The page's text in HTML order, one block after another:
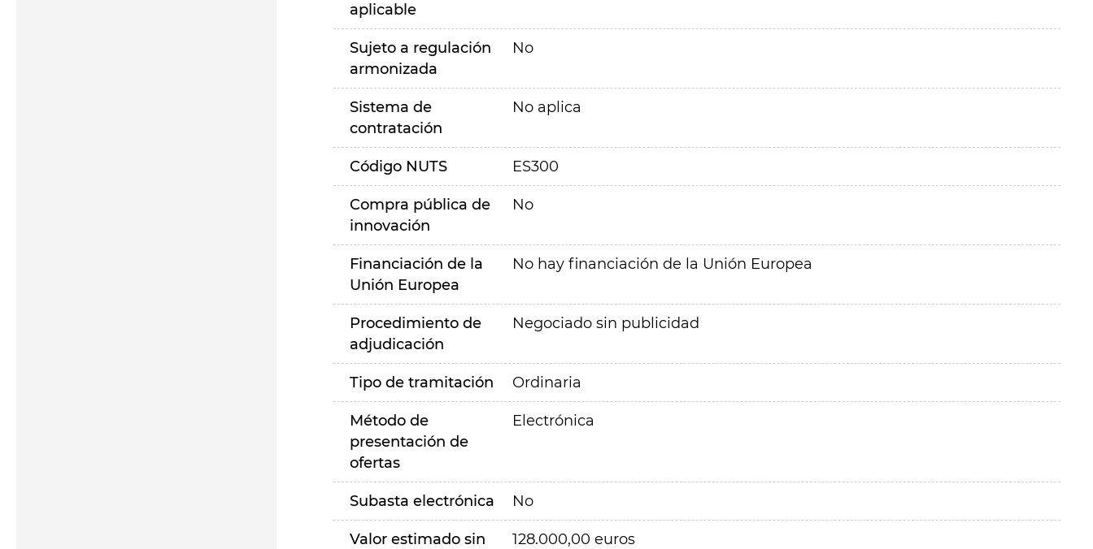
aplicable
Sujeto a regulación
armonizada
No
Sistema de
contratación
No aplica
Código NUTS ES300
Compra pública de
innovación
No
Financiación de la
Unión Europea
No hay financiación de la Unión Europea
Procedimiento de
adjudicación
Negociado sin publicidad
Tipo de tramitación Ordinaria
Método de
presentación de
ofertas
Electrónica
Subasta electrónica No
Valor estimado sin
128.000,00 euros